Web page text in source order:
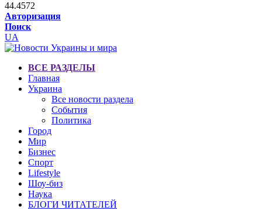
44.4572
Авторизация
Поиск
UA
ВСЕ РАЗДЕЛЫ
Главная
Украина
Все новости раздела
События
Политика
Город
Мир
Бизнес
Спорт
Lifestyle
Шоу-биз
Наука
БЛОГИ ЧИТАТЕЛЕЙ